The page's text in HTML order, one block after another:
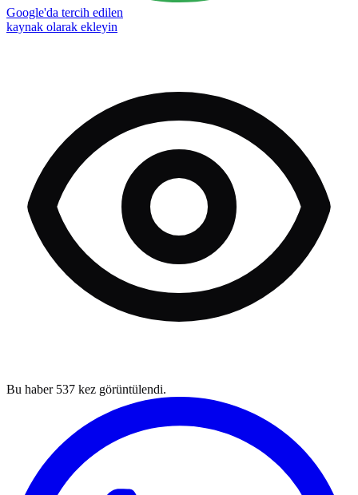
Google'da tercih edilen
kaynak olarak ekleyin
Bu haber 537 kez görüntülendi.